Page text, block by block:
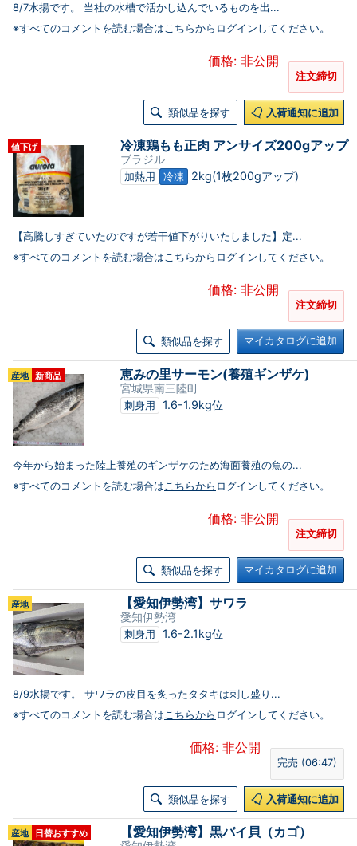
8/7水揚です。 当社の水槽で活かし込んでいるものを出...
※すべてのコメントを読む場合はこちらから ログインしてください。
価格: 非公開
注文締切
類似品を探す 入荷通知に追加
値下げ 冷凍鶏もも正肉 アンサイズ200gアップ
ブラジル
加熱用 冷凍 2kg(1枚200gアップ)
【高騰しすぎていたのですが若干値下がりいたしました】定...
※すべてのコメントを読む場合はこちらから ログインしてください。
価格: 非公開
注文締切
類似品を探す マイカタログに追加
産地 新商品 恵みの里サーモン(養殖ギンザケ)
宮城県南三陸町
刺身用 1.6-1.9kg位
今年から始まった陸上養殖のギンザケのため海面養殖の魚の...
※すべてのコメントを読む場合はこちらから ログインしてください。
価格: 非公開
注文締切
類似品を探す マイカタログに追加
産地 【愛知伊勢湾】サワラ
愛知伊勢湾
刺身用 1.6-2.1kg位
8/9水揚です。 サワラの皮目を炙ったタタキは刺し盛り...
※すべてのコメントを読む場合はこちらから ログインしてください。
価格: 非公開
完売 (06:47)
類似品を探す 入荷通知に追加
産地 日替おすすめ 【愛知伊勢湾】黒バイ貝（カゴ）